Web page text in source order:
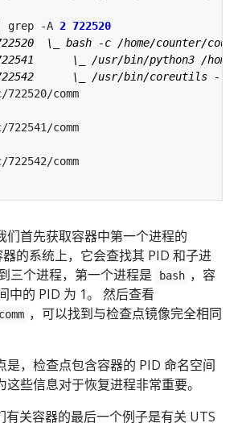
grep -A 2 722520
们首先获取容器中第一个进程的
的系统上，它会查找其 PID 和子进
三个进程，第一个进程是
bash ，容
中的 PID 为 1。 然后查看
，可以找到与检查点镜像完全相同
是，检查点包含容器的 PID 命名空间
这些信息对于恢复进程非常重要。
有关容器的最后一个例子是有关 UTS